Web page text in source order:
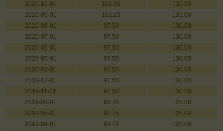
2020-10-01
101.25
135.00
2020-09-01
101.25
135.00
2020-08-01
97.50
130.00
2020-07-01
97.50
130.00
2020-06-01
97.50
130.00
2020-05-01
97.50
130.00
2020-03-01
97.50
130.00
2019-12-01
97.50
130.00
2019-11-01
97.50
130.00
2019-09-01
93.75
125.00
2019-05-01
93.75
125.00
2019-04-01
93.75
125.00